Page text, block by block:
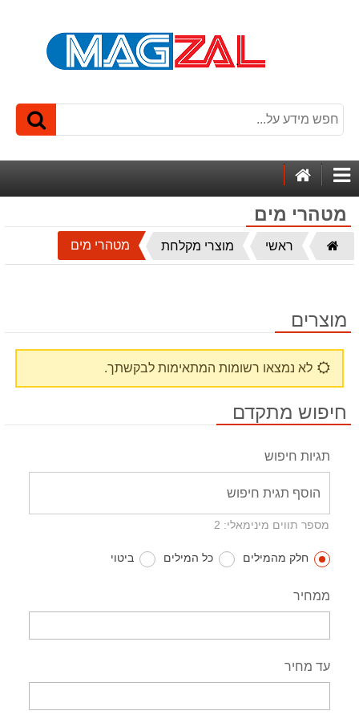
קטגוריותהבית
מטהרי מים
דף
הבית
ראשי מוצרי מקלחת מטהרי מים
מוצרים
לא נמצאו רשומות המתאימות לבקשתך.
חיפוש מתקדם
תגיות חיפוש
מספר תווים מינימאלי: 2
חלק מהמילים כל המילים ביטוי
ממחיר
עד מחיר